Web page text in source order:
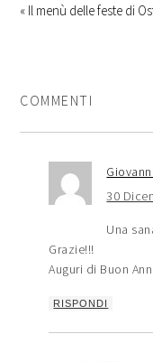
« Il menù delle feste di
COMMENTI
30
Una
Grazie!!!
Auguri di Buon
RISPONDI